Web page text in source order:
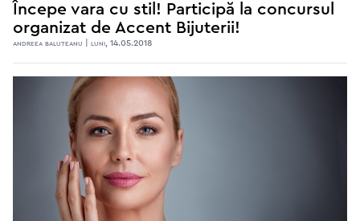
Începe vara cu stil! Participă la concursul
organizat de Accent Bijuterii!
andreea baluteanu | luni, 14.05.2018